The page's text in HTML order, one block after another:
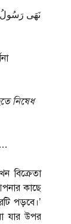
নিষেধ
বিক্রেতা
কাছে
পড়বে।’
যার উপর